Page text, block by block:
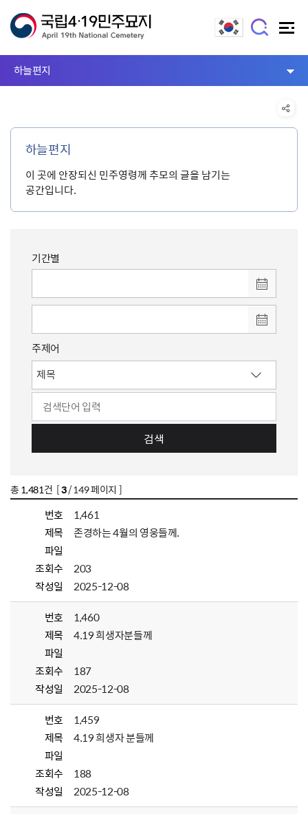
하늘편지
하늘편지
이 곳에 안장되신 민주영령께 추모의 글을 남기는
공간입니다.
기간별
주제어
검색
총 1,481건 [3/ 149 페이지 ]
번호
1,461
제목
존경하는 4월의 영웅들께.
파일
조회수
203
작성일
2025-12-08
번호
1,460
제목
4.19 희생자분들께
파일
조회수
187
작성일
2025-12-08
번호
1,459
제목
4.19 희생자 분들께
파일
조회수
188
작성일
2025-12-08